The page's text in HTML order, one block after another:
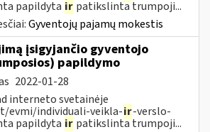
papildyta ir patikslinta trumpoji...
Gyventojų pajamų mokestis
įsigyjančio gyventojo
papildymo
2022-01-28
interneto svetainėje
evmi/individuali-veikla-ir-verslo-
papildyta ir patikslinta trumpoji...